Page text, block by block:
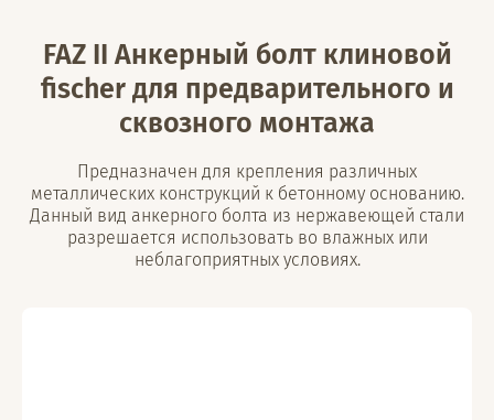
FAZ II Анкерный болт клиновой
fischer для предварительного и
сквозного монтажа
Предназначен для крепления различных
металлических конструкций к бетонному основанию.
Данный вид анкерного болта из нержавеющей стали
разрешается использовать во влажных или
неблагоприятных условиях.